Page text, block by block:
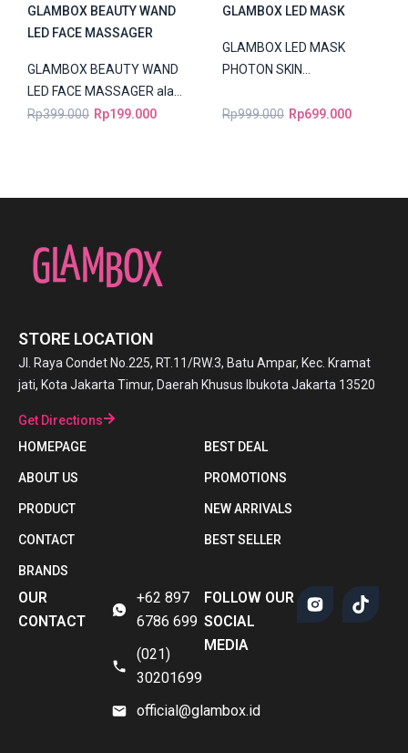
GLAMBOX BEAUTY WAND
LED FACE MASSAGER
GLAMBOX BEAUTY WAND
LED FACE MASSAGER alat
perawatan kecantikan
Rp399.000 Rp199.000
GLAMBOX LED MASK
GLAMBOX LED MASK
PHOTON SKIN
Photon Skin Rejuvenation
Rp999.000 Rp699.000
STORE LOCATION
Jl. Raya Condet No.225, RT.11/RW.3, Batu Ampar, Kec. Kramat
jati, Kota Jakarta Timur, Daerah Khusus Ibukota Jakarta 13520
Get Directions
HOMEPAGE
BEST DEAL
ABOUT US PROMOTIONS
PRODUCT NEW ARRIVALS
CONTACT BEST SELLER
BRANDS
OUR
CONTACT
+62 897
6786 699
(021)
30201699
official@glambox.id
FOLLOW OUR
SOCIAL
MEDIA